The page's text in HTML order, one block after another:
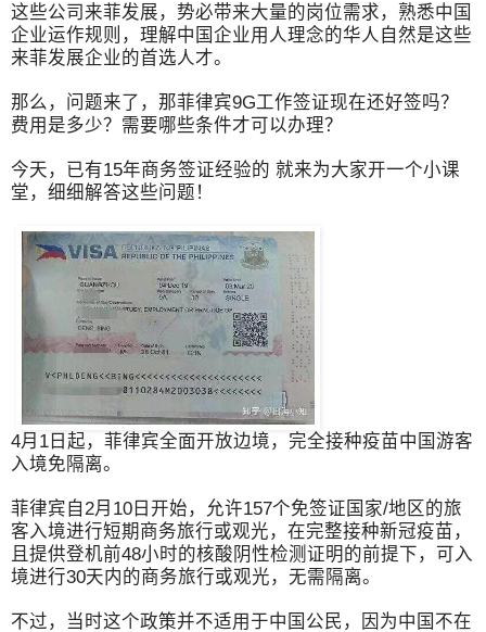
这些公司来菲发展，势必带来大量的岗位需求，熟悉中国
企业运作规则，理解中国企业用人理念的华人自然是这些
来菲发展企业的首选人才。
那么，问题来了，那菲律宾9G工作签证现在还好签吗？
费用是多少？需要哪些条件才可以办理？
今天，已有15年商务签证经验的 就来为大家开一个小课
堂，细细解答这些问题！
4月1日起，菲律宾全面开放边境，完全接种疫苗中国游客
入境免隔离。
菲律宾自2月10日开始，允许157个免签证国家/地区的旅
客入境进行短期商务旅行或观光，在完整接种新冠疫苗，
且提供登机前48小时的核酸阴性检测证明的前提下，可入
境进行30天内的商务旅行或观光，无需隔离。
不过，当时这个政策并不适用于中国公民，因为中国不在